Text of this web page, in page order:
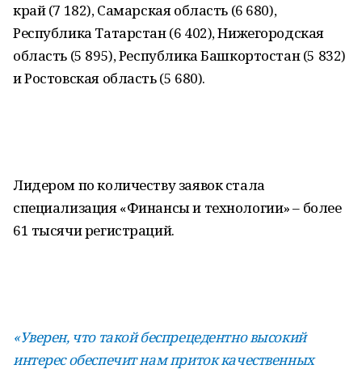
край (7 182), Самарская область (6 680),
Республика Татарстан (6 402), Нижегородская
область (5 895), Республика Башкортостан (5 832)
и Ростовская область (5 680).
Лидером по количеству заявок стала
специализация «Финансы и технологии» – более
61 тысячи регистраций.
«Уверен, что такой беспрецедентно высокий
интерес обеспечит нам приток качественных